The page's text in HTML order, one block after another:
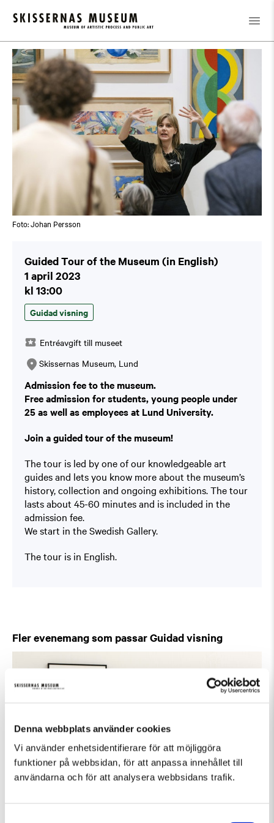
Denna webbplats använder cookies
Vi använder enhetsidentifierare för att möjliggöra
funktioner på webbsidan, för att anpassa innehållet till
användarna och för att analysera webbsidans trafik.
Kalender / Guided Tour of the Museum (in English)
Foto: Johan Persson
Guided Tour of the Museum (in English)
1 april 2023
kl 13:00
Guidad visning
Entréavgift till museet
Skissernas Museum, Lund
Admission fee to the museum.
Free admission for students, young people under
25 as well as employees at Lund University.
Join a guided tour of the museum!
The tour is led by one of our knowledgeable art
guides and lets you know more about the museum’s
history, collection and ongoing exhibitions. The tour
lasts about 45-60 minutes and is included in the
admission fee.
We start in the Swedish Gallery.
The tour is in English.
Fler evenemang som passar Guidad visning